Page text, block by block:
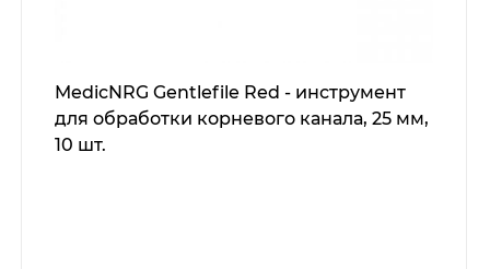
MedicNRG Gentlefile Red - инструмент
для обработки корневого канала, 25 мм,
10 шт.